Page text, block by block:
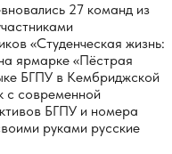
27 команд из
«Студенческая жизнь:
ярмарке «Пёстрая
БГПУ в Кембриджской
с современной
БГПУ и номера
руками русские